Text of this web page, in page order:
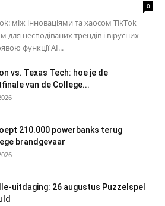
0
між інноваціями та хаосом TikTok
несподіваних трендів і вірусних
функції AI...
vs. Texas Tech: hoe je de
van de College...
210.000 powerbanks terug
brandgevaar
uitdaging: 26 augustus Puzzelspel